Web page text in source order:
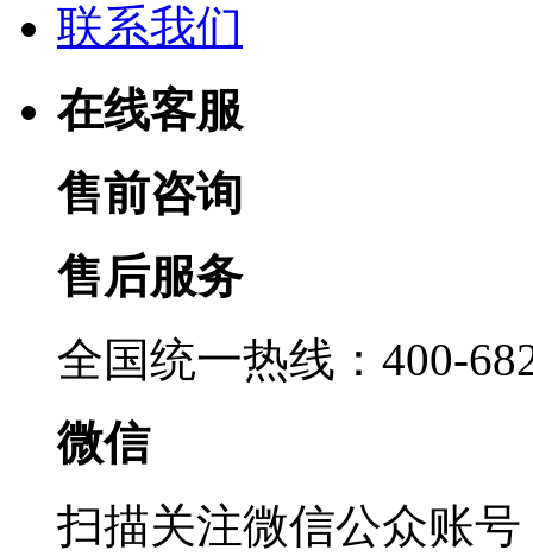
联系我们
在线客服
售前咨询
售后服务
全国统一热线：400-
微信
扫描关注微信公众账号